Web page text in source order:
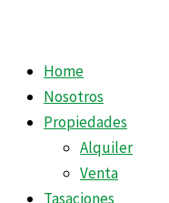
Home
Nosotros
Propiedades
Alquiler
Venta
Tasaciones